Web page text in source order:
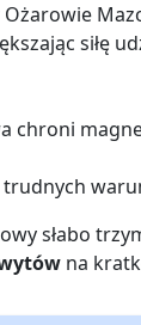
siłę
chroni
słabo
na